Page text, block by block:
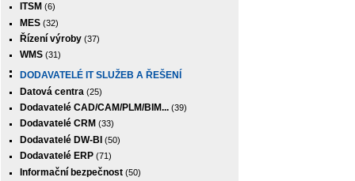
ITSM (6)
MES (32)
Řízení výroby (37)
WMS (31)
DODAVATELÉ IT SLUŽEB A ŘEŠENÍ
Datová centra (25)
Dodavatelé CAD/CAM/PLM/BIM... (39)
Dodavatelé CRM (33)
Dodavatelé DW-BI (50)
Dodavatelé ERP (71)
Informační bezpečnost (50)